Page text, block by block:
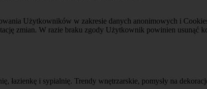
Użytkowników w zakresie danych anonimowych i
zmian. W razie braku zgody Użytkownik powinien usunąć
łazienkę i sypialnię. Trendy wnętrzarskie, pomysły na